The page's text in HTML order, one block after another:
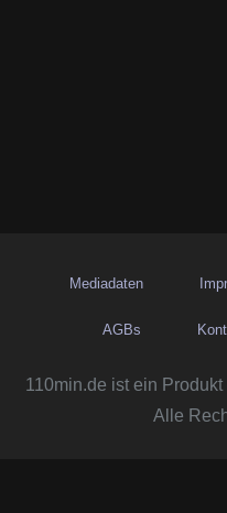
Mediadaten
AGBs
110min.de ist ein
Alle